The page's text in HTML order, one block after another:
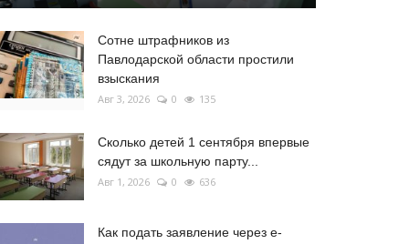
Сотне штрафников из
Павлодарской области простили
взыскания
Авг 3, 2026 0 135
Сколько детей 1 сентября впервые
сядут за школьную парту...
Авг 1, 2026 0 636
Как подать заявление через e-